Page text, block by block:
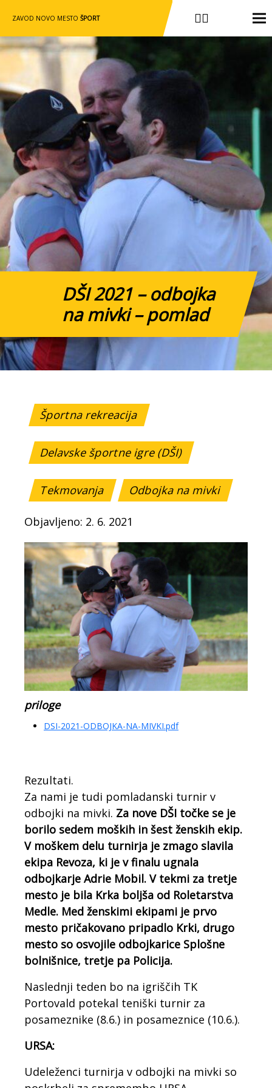
ZAVOD NOVO MESTO ŠPORT
DŠI 2021 – odbojka
na mivki – pomlad
Športna rekreacija
Delavske športne igre (DŠI)
Tekmovanja Odbojka na mivki
Objavljeno: 2. 6. 2021
priloge
DSI-2021-ODBOJKA-NA-MIVKI.pdf
Rezultati.
Za nami je tudi pomladanski turnir v
odbojki na mivki. Za nove DŠI točke se je
borilo sedem moških in šest ženskih ekip.
V moškem delu turnirja je zmago slavila
ekipa Revoza, ki je v finalu ugnala
odbojkarje Adrie Mobil. V tekmi za tretje
mesto je bila Krka boljša od Roletarstva
Medle. Med ženskimi ekipami je prvo
mesto pričakovano pripadlo Krki, drugo
mesto so osvojile odbojkarice Splošne
bolnišnice, tretje pa Policija.
Naslednji teden bo na igriščih TK
Portovald potekal teniški turnir za
posameznike (8.6.) in posameznice (10.6.).
URSA:
Udeleženci turnirja v odbojki na mivki so